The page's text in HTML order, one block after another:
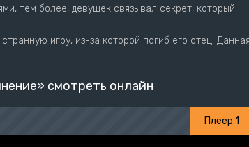
тем более, девушек связывал секрет, который
игру, из-за которой погиб его отец.
смотреть онлайн
Плеер 1